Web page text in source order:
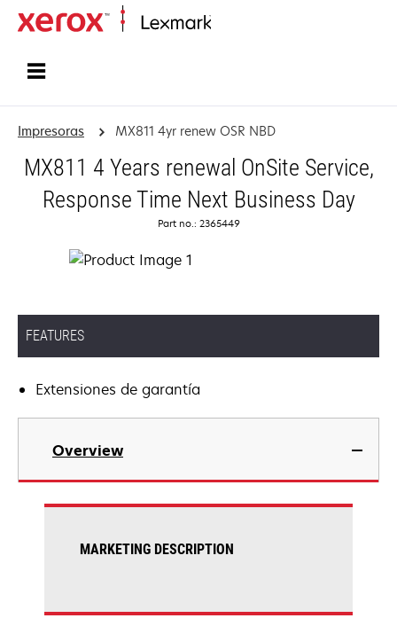
Impresoras MX811 4yr renew OSR NBD
MX811 4 Years renewal OnSite Service,
Response Time Next Business Day
Part no.: 2365449
FEATURES
Extensiones de garantía
Overview
MARKETING DESCRIPTION